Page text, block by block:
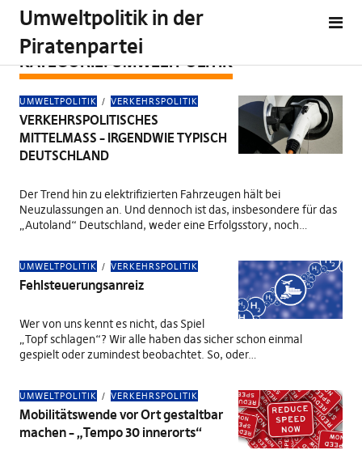
Umweltpolitik in der
Piratenpartei
KATEGORIE:UMWELTPOLITIK
UMWELTPOLITIK VERKEHRSPOLITIK
VERKEHRSPOLITISCHES
MITTELMASS – IRGENDWIE TYPISCH
DEUTSCHLAND
Der Trend hin zu elektrifizierten Fahrzeugen hält bei
Neuzulassungen an. Und dennoch ist das, insbesondere für das
„Autoland“ Deutschland, weder eine Erfolgsstory, noch…
UMWELTPOLITIK VERKEHRSPOLITIK
Fehlsteuerungsanreiz
Wer von uns kennt es nicht, das Spiel
„Topf schlagen“? Wir alle haben das sicher schon einmal
gespielt oder zumindest beobachtet. So, oder…
UMWELTPOLITIK VERKEHRSPOLITIK
Mobilitätswende vor Ort gestaltbar
machen – „Tempo 30 innerorts“